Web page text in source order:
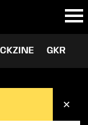
GKR
✕